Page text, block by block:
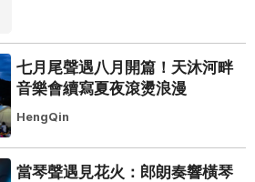
七月尾聲遇八月開篇！天沐河畔
音樂會續寫夏夜滾燙浪漫
HengQin
當琴聲遇見花火：郎朗奏響橫琴